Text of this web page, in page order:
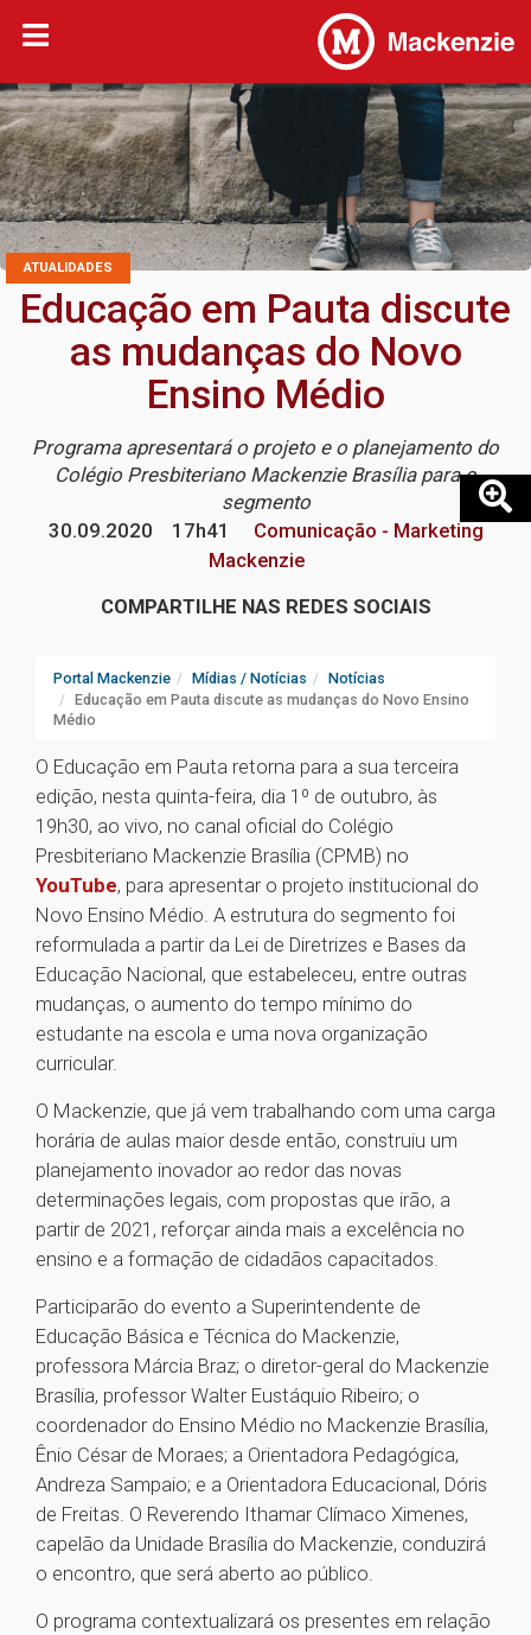
ATUALIDADES
Educação em Pauta discute
as mudanças do Novo
Ensino Médio
Programa apresentará o projeto e o planejamento do
Colégio Presbiteriano Mackenzie Brasília para o
segmento
30.09.2020
17h41
Comunicação - Marketing
Mackenzie
COMPARTILHE NAS REDES SOCIAIS
Portal Mackenzie Mídias / Notícias
Notícias
Educação em Pauta discute as mudanças do Novo Ensino
Médio
O Educação em Pauta retorna para a sua terceira
edição, nesta quinta-feira, dia 1º de outubro, às
19h30, ao vivo, no canal oficial do Colégio
Presbiteriano Mackenzie Brasília (CPMB) no
YouTube, para apresentar o projeto institucional do
Novo Ensino Médio. A estrutura do segmento foi
reformulada a partir da Lei de Diretrizes e Bases da
Educação Nacional, que estabeleceu, entre outras
mudanças, o aumento do tempo mínimo do
estudante na escola e uma nova organização
curricular.
O Mackenzie, que já vem trabalhando com uma carga
horária de aulas maior desde então, construiu um
planejamento inovador ao redor das novas
determinações legais, com propostas que irão, a
partir de 2021, reforçar ainda mais a excelência no
ensino e a formação de cidadãos capacitados.
Participarão do evento a Superintendente de
Educação Básica e Técnica do Mackenzie,
professora Márcia Braz; o diretor-geral do Mackenzie
Brasília, professor Walter Eustáquio Ribeiro; o
coordenador do Ensino Médio no Mackenzie Brasília,
Ênio César de Moraes; a Orientadora Pedagógica,
Andreza Sampaio; e a Orientadora Educacional, Dóris
de Freitas. O Reverendo Ithamar Clímaco Ximenes,
capelão da Unidade Brasília do Mackenzie, conduzirá
o encontro, que será aberto ao público.
O programa contextualizará os presentes em relação